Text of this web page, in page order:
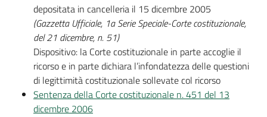
depositata in cancelleria il 15 dicembre 2005
(Gazzetta Ufficiale, 1a Serie Speciale-Corte costituzionale,
del 21 dicembre, n. 51)
Dispositivo: la Corte costituzionale in parte accoglie il
ricorso e in parte dichiara l’infondatezza delle questioni
di legittimità costituzionale sollevate col ricorso
Sentenza della Corte costituzionale n. 451 del 13
dicembre 2006